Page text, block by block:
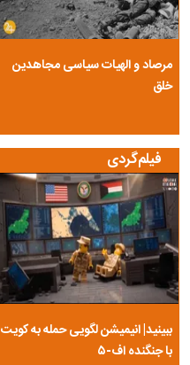
مرصاد و الهیات سیاسی مجاهدین
خلق
فیلم‌گردی
ببینید| انیمیشن لگویی حمله به کویت
با جنگنده اف-۵